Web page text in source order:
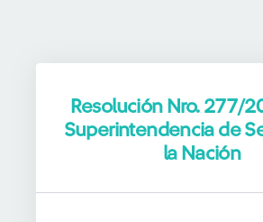
Resolución Nro. 277/
Superintendencia de
la Nación